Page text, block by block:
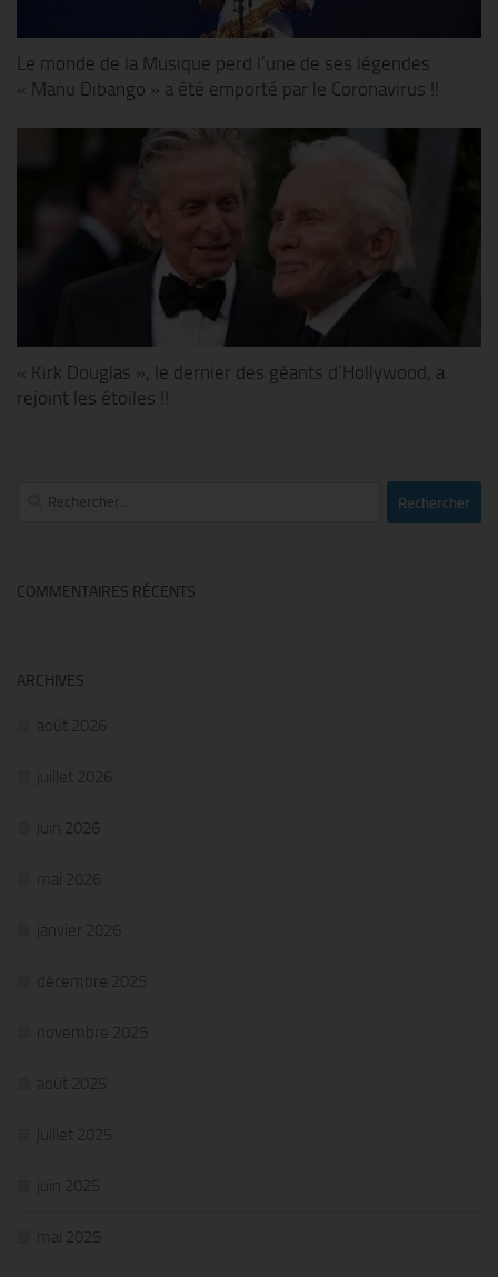
Le monde de la Musique perd l’une de ses légendes :
« Manu Dibango » a été emporté par le Coronavirus !!
« Kirk Douglas », le dernier des géants d’Hollywood, a
rejoint les étoiles !!
Rechercher :
COMMENTAIRES RÉCENTS
ARCHIVES
août 2026
juillet 2026
juin 2026
mai 2026
janvier 2026
décembre 2025
novembre 2025
août 2025
juillet 2025
juin 2025
mai 2025